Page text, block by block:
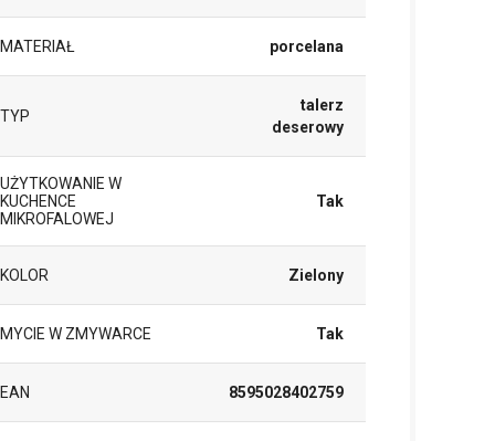
MATERIAŁ porcelana
TYP
talerz
deserowy
UŻYTKOWANIE W
KUCHENCE
MIKROFALOWEJ
Tak
KOLOR Zielony
MYCIE W ZMYWARCE Tak
EAN 8595028402759